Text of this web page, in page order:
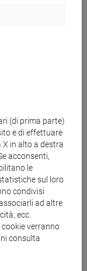
(6
[ETR4]
(di prima parte)
e di effettuare
in alto a destra
acconsenti,
le
sul loro
condivisi
ad altre
ecc.
cookie verranno
consulta